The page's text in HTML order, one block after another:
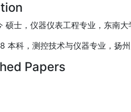
硕士，仪器仪表工程专业，东南大
本科，测控技术与仪器专业，扬
Papers